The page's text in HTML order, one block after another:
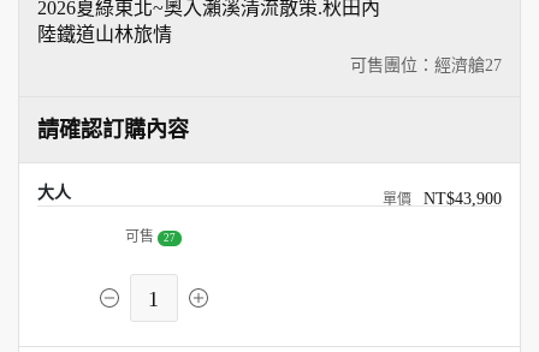
可售團位：經濟艙27
2026夏綠東北~奧入瀨溪清流散策.秋田內
陸鐵道山林旅情
請確認訂購內容
大人 NT$43,900
可售 27
1